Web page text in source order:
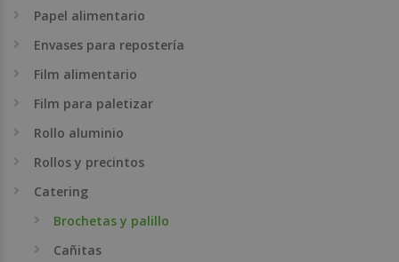
Papel alimentario
Envases para repostería
Film alimentario
Film para paletizar
Rollo aluminio
Rollos y precintos
Catering
Brochetas y palillo
Cañitas